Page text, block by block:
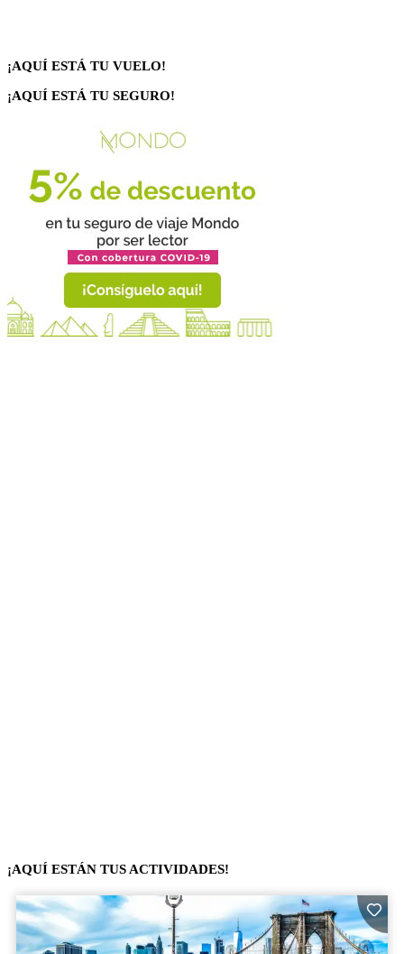
¡AQUÍ ESTÁ TU VUELO!
¡AQUÍ ESTÁ TU SEGURO!
¡AQUÍ ESTÁN TUS ACTIVIDADES!